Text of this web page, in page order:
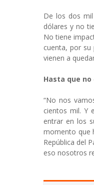
De los dos
dólares y no
No tiene
cuenta, por
vienen a
Hasta que
“No nos
cientos mil. Y
entrar en los
momento que
República del
eso nosotros